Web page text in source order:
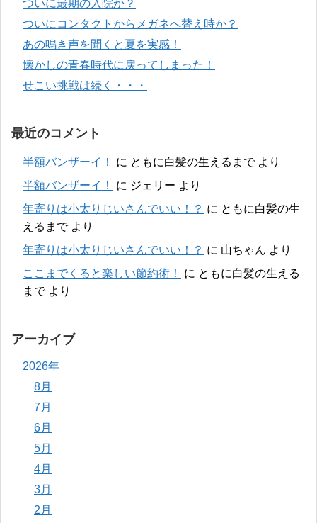
ついに最期の入院か？
ついにコンタクトからメガネへ替え時か？
あの鳴き声を聞くと夏を実感！
懐かしの青春時代に戻ってしまった！
せこい挑戦は続く・・・
最近のコメント
半額バンザーイ！ に ともに白髪の生えるまでより
半額バンザーイ！
に ジェリー より
年寄りは小太りじいさんでいい！？ に ともに白髪の生
えるまでより
年寄りは小太りじいさんでいい！？ に 山ちゃん より
ここまでくると楽しい節約術！
に ともに白髪の生える
までより
アーカイブ
2026年
8月
7月
6月
5月
4月
3月
2月